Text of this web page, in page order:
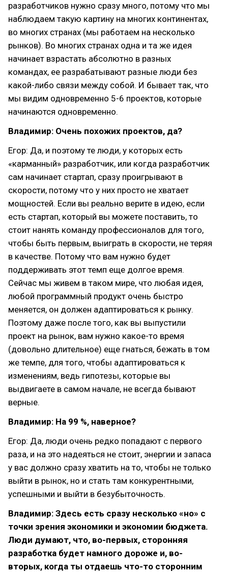
разработчиков нужно сразу много, потому что мы
наблюдаем такую картину на многих континентах,
во многих странах (мы работаем на несколько
рынков). Во многих странах одна и та же идея
начинает взрастать абсолютно в разных
командах, ее разрабатывают разные люди без
какой-либо связи между собой. И бывает так, что
мы видим одновременно 5-6 проектов, которые
начинаются одновременно.
Владимир: Очень похожих проектов, да?
Егор: Да, и поэтому те люди, у которых есть
«карманный» разработчик, или когда разработчик
сам начинает стартап, сразу проигрывают в
скорости, потому что у них просто не хватает
мощностей. Если вы реально верите в идею, если
есть стартап, который вы можете поставить, то
стоит нанять команду профессионалов для того,
чтобы быть первым, выиграть в скорости, не теряя
в качестве. Потому что вам нужно будет
поддерживать этот темп еще долгое время.
Сейчас мы живем в таком мире, что любая идея,
любой программный продукт очень быстро
меняется, он должен адаптироваться к рынку.
Поэтому даже после того, как вы выпустили
проект на рынок, вам нужно какое-то время
(довольно длительное) еще гнаться, бежать в том
же темпе, для того, чтобы адаптироваться к
изменениям, ведь гипотезы, которые вы
выдвигаете в самом начале, не всегда бывают
верные.
Владимир: На 99 %, наверное?
Егор: Да, люди очень редко попадают с первого
раза, и на это надеяться не стоит, энергии и запаса
у вас должно сразу хватить на то, чтобы не только
выйти в рынок, но и стать там конкурентными,
успешными и выйти в безубыточность.
Владимир: Здесь есть сразу несколько «но» с
точки зрения экономики и экономии бюджета.
Люди думают, что, во-первых, сторонняя
разработка будет намного дороже и, во-
вторых, когда ты отдаешь что-то сторонним